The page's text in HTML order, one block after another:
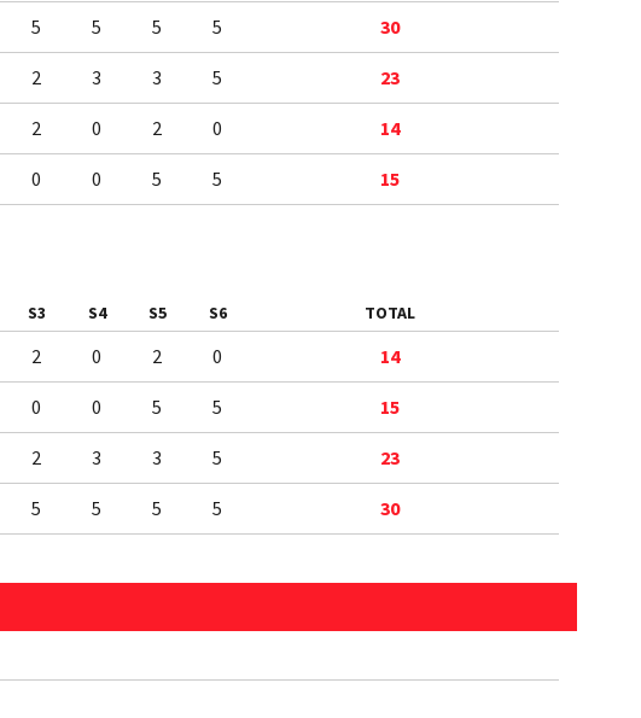
5 5 5 5 30
2 3 3 5 23
2 0 2 0 14
0 0 5 5 15
S3 S4 S5 S6 TOTAL
2 0 2 0 14
0 0 5 5 15
2 3 3 5 23
5 5 5 5 30